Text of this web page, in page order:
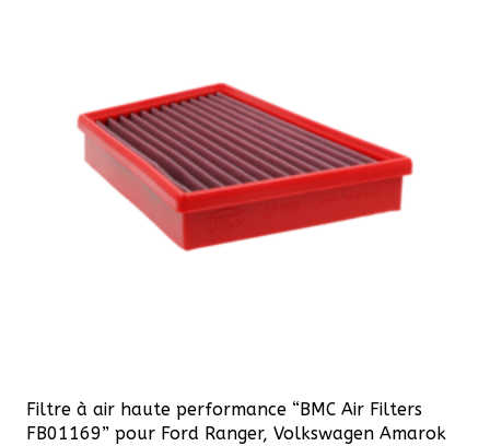
Filtre à air haute performance “BMC Air Filters
FB01169” pour Ford Ranger, Volkswagen Amarok